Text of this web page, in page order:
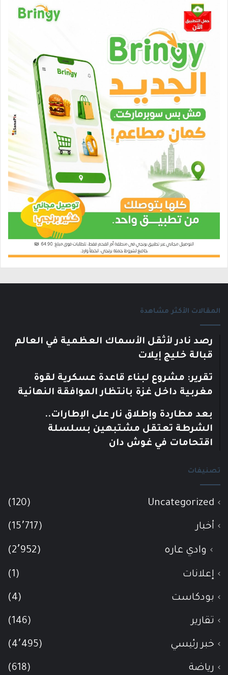
المقالات الأكثر مشاهدة
رصد نادر لأثقل الأسماك العظمية في العالم
قبالة خليج إيلات
تقرير: مشروع لبناء قاعدة عسكرية لقوة
مغربية داخل غزة بانتظار الموافقة النهائية
بعد مطاردة وإطلاق نار على الإطارات..
الشرطة تعتقل مشتبهين بسلسلة
اقتحامات في غوش دان
تصنيفات
Uncategorized
(120)
أخبار (15٬717)
وادي عاره (2٬952)
إعلانات (1)
بودكاست (4)
تقارير (146)
خبر رئيسي (4٬495)
رياضة (618)